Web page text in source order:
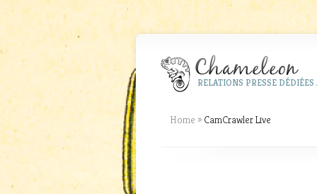
RELATIONS PRESSE
Home » CamCrawler Live